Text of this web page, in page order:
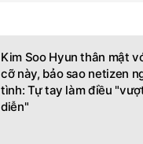
Kim Soo Hyun thân mật
cỡ này, bảo sao netizen
tình: Tự tay làm điều
diễn"